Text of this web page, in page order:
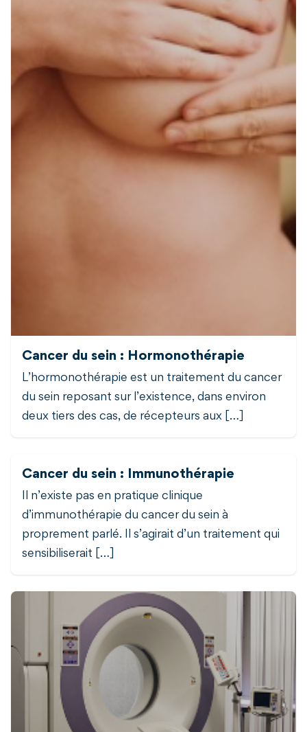
Cancer du sein : Hormonothérapie
L’hormonothérapie est un traitement du cancer
du sein reposant sur l’existence, dans environ
deux tiers des cas, de récepteurs aux […]
Cancer du sein : Immunothérapie
Il n’existe pas en pratique clinique
d’immunothérapie du cancer du sein à
proprement parlé. Il s’agirait d’un traitement qui
sensibiliserait […]